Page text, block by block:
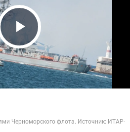
Play Video